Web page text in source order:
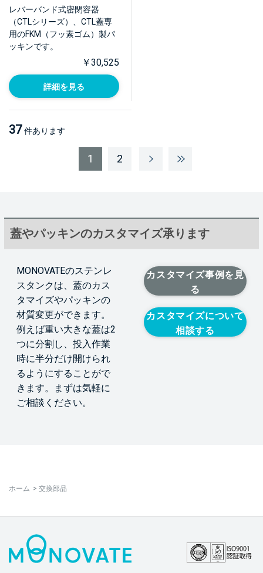
レバーバンド式密閉容器
（CTLシリーズ）、CTL蓋専
用のFKM（フッ素ゴム）製パ
ッキンです。
￥30,525
詳細を見る
37 件あります
1 2
蓋やパッキンのカスタマイズ承ります
MONOVATEのステンレ
スタンクは、蓋のカス
タマイズやパッキンの
材質変更ができます。
例えば重い大きな蓋は2
つに分割し、投入作業
時に半分だけ開けられ
るようにすることがで
きます。まずは気軽に
ご相談ください。
カスタマイズ事例を見
る
カスタマイズについて
相談する
ホーム > 交換部品